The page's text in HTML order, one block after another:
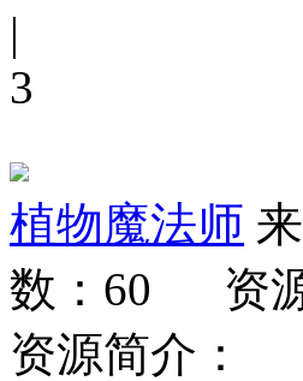
|
3
植物魔法师
数：60
资
资源简介：